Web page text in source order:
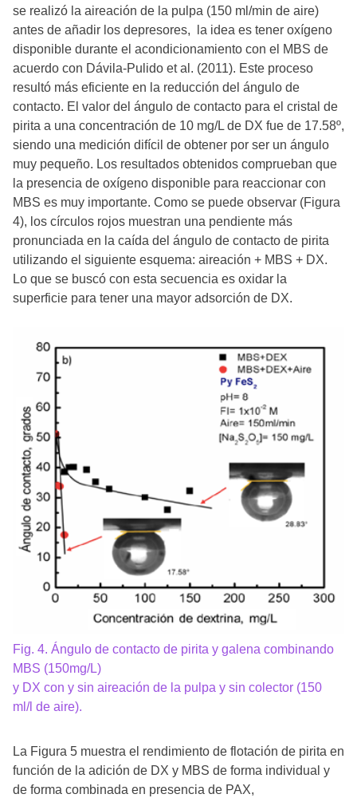
se realizó la aireación de la pulpa (150 ml/min de aire)
antes de añadir los depresores, la idea es tener oxígeno
disponible durante el acondicionamiento con el MBS de
acuerdo con Dávila-Pulido et al. (2011). Este proceso
resultó más eficiente en la reducción del ángulo de
contacto. El valor del ángulo de contacto para el cristal de
pirita a una concentración de 10 mg/L de DX fue de 17.58º,
siendo una medición difícil de obtener por ser un ángulo
muy pequeño. Los resultados obtenidos comprueban que
la presencia de oxígeno disponible para reaccionar con
MBS es muy importante. Como se puede observar (Figura
4), los círculos rojos muestran una pendiente más
pronunciada en la caída del ángulo de contacto de pirita
utilizando el siguiente esquema: aireación + MBS + DX.
Lo que se buscó con esta secuencia es oxidar la
superficie para tener una mayor adsorción de DX.
Fig. 4. Ángulo de contacto de pirita y galena combinando
MBS (150mg/L)
y DX con y sin aireación de la pulpa y sin colector (150
ml/l de aire).
La Figura 5 muestra el rendimiento de flotación de pirita en
función de la adición de DX y MBS de forma individual y
de forma combinada en presencia de PAX,